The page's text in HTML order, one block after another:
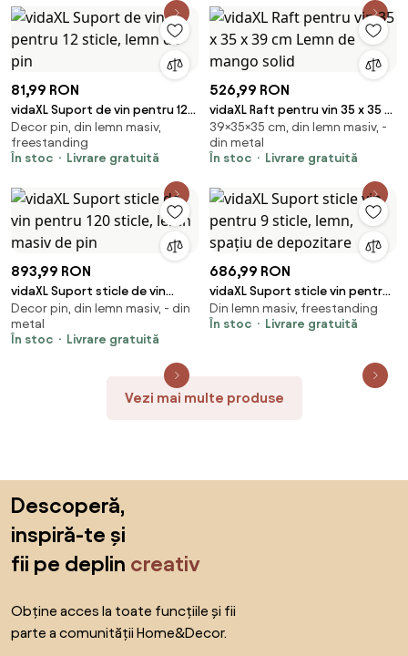
81,99 RON
vidaXL Suport de vin pentru 12
sticle, lemn de pin
Decor pin, din lemn masiv,
freestanding
În stoc
Livrare gratuită
526,99 RON
vidaXL Raft pentru vin 35 x 35 x
39 cm Lemn de mango solid
39×35×35 cm, din lemn masiv, -
din metal
În stoc
Livrare gratuită
893,99 RON
vidaXL Suport sticle de vin
pentru 120 sticle, lemn masiv de
pin
Decor pin, din lemn masiv, - din
metal
În stoc
Livrare gratuită
686,99 RON
vidaXL Suport sticle vin pentru
9 sticle, lemn, spațiu de
depozitare
Din lemn masiv, freestanding
În stoc
Livrare gratuită
Vezi mai multe produse
Descoperă,
inspiră-te și
fii pe deplin creativ
Obține acces la toate funcțiile și fii
parte a comunității Home&Decor.